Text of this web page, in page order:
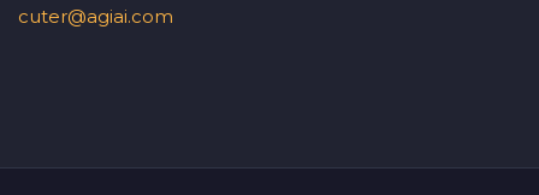
cuter@agiai.com